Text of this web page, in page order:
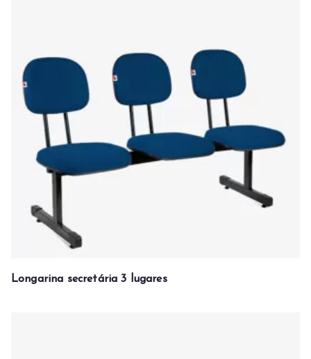
Longarina secretária 3 lugares